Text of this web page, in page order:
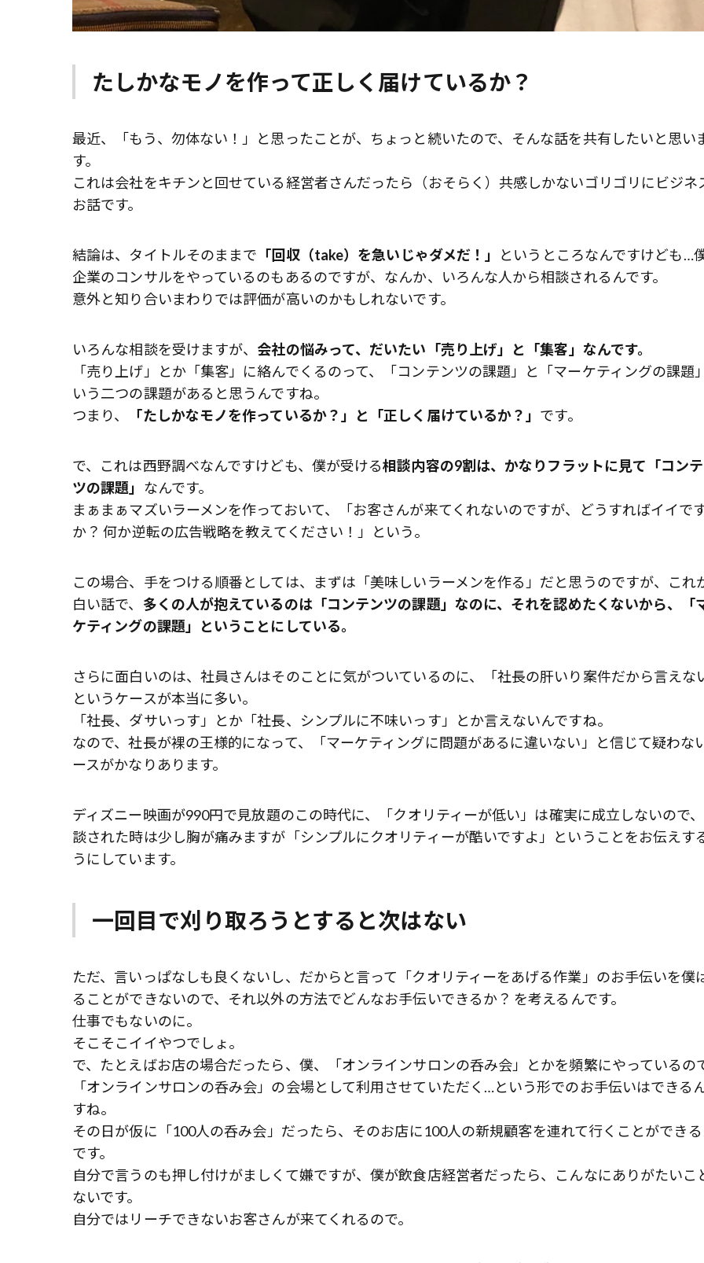
たしかなモノを作って正しく届けているか？
最近、「もう、勿体ない！」と思ったことが、ちょっと続いたので、そんな話を共有したいと思い
す。
これは会社をキチンと回せている経営者さんだったら（おそらく）共感しかないゴリゴリにビジネ
お話です。
結論は、タイトルそのままで 「回収（take）を急いじゃダメだ！」
というところなんですけども…僕
企業のコンサルをやっているのもあるのですが、なんか、いろんな人から相談されるんです。
意外と知り合いまわりでは評価が高いのかもしれないです。
いろんな相談を受けますが、 会社の悩みって、だいたい「売り上げ」と「集客」なんです。
「売り上げ」とか「集客」に絡んでくるのって、「コンテンツの課題」と「マーケティングの課題
いう二つの課題があると思うんですね。
つまり、
「たしかなモノを作っているか？」と「正しく届けているか？」 です。
で、これは西野調べなんですけども、僕が受ける相談内容の9割は、かなりフラットに見て「コン
ツの課題」 なんです。
まぁまぁマズいラーメンを作っておいて、「お客さんが来てくれないのですが、どうすればイイで
か？ 何か逆転の広告戦略を教えてください！」という。
この場合、手をつける順番としては、まずは「美味しいラーメンを作る」だと思うのですが、これ
白い話で、 多くの人が抱えているのは「コンテンツの課題」なのに、それを認めたくないから、「
ケティングの課題」ということにしている。
さらに面白いのは、社員さんはそのことに気がついているのに、「社長の肝いり案件だから言えな
というケースが本当に多い。
「社長、ダサいっす」とか「社長、シンプルに不味いっす」とか言えないんですね。
なので、社長が裸の王様的になって、「マーケティングに問題があるに違いない」と信じて疑わな
ースがかなりあります。
ディズニー映画が990円で見放題のこの時代に、「クオリティーが低い」は確実に成立しないので
談された時は少し胸が痛みますが「シンプルにクオリティーが酷いですよ」ということをお伝えす
うにしています。
一回目で刈り取ろうとすると次はない
ただ、言いっぱなしも良くないし、だからと言って「クオリティーをあげる作業」のお手伝いを僕
ることができないので、それ以外の方法でどんなお手伝いできるか？ を考えるんです。
仕事でもないのに。
そこそこイイやつでしょ。
で、たとえばお店の場合だったら、僕、「オンラインサロンの呑み会」とかを頻繁にやっているの
「オンラインサロンの呑み会」の会場として利用させていただく…という形でのお手伝いはできる
すね。
その日が仮に「100人の呑み会」だったら、そのお店に100人の新規顧客を連れて行くことができ
です。
自分で言うのも押し付けがましくて嫌ですが、僕が飲食店経営者だったら、こんなにありがたいこ
ないです。
自分ではリーチできないお客さんが来てくれるので。